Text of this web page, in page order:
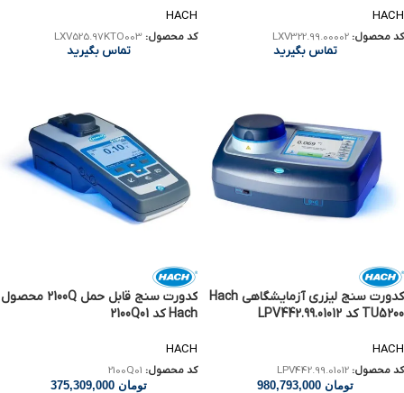
HACH
کد محصول: LXV322.99.00002
تماس بگیرید
HACH
کد محصول: LXV525.97KTO003
تماس بگیرید
کدورت سنج لیزری آزمایشگاهی Hach
TU5200 کد LPV442.99.01012
HACH
کد محصول: LPV442.99.01012
تومان
کدورت سنج قابل حمل 2100Q محصول
Hach کد 2100Q01
HACH
کد محصول: 2100Q01
تومان